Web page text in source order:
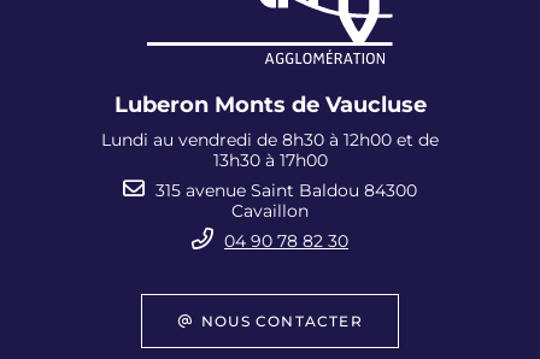
Luberon Monts de Vaucluse
Lundi au vendredi de 8h30 à 12h00 et de
13h30 à 17h00
315 avenue Saint Baldou 84300
Cavaillon
04 90 78 82 30
NOUS CONTACTER